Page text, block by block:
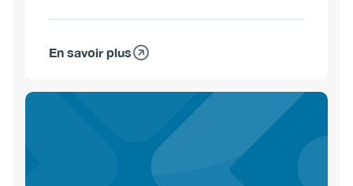
En savoir plus
sur